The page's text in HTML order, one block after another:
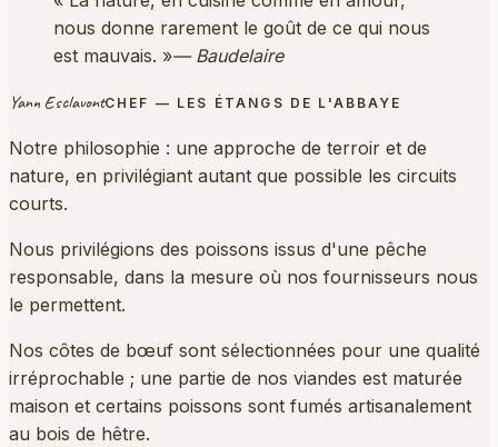
nous donne rarement le goût de ce qui nous
est mauvais. »— Baudelaire
Yann EsclavontCHEF — LES ÉTANGS DE L'ABBAYE
Notre philosophie : une approche de terroir et de
nature, en privilégiant autant que possible les circuits
courts.
Nous privilégions des poissons issus d'une pêche
responsable, dans la mesure où nos fournisseurs nous
le permettent.
Nos côtes de bœuf sont sélectionnées pour une qualité
irréprochable ; une partie de nos viandes est maturée
maison et certains poissons sont fumés artisanalement
au bois de hêtre.